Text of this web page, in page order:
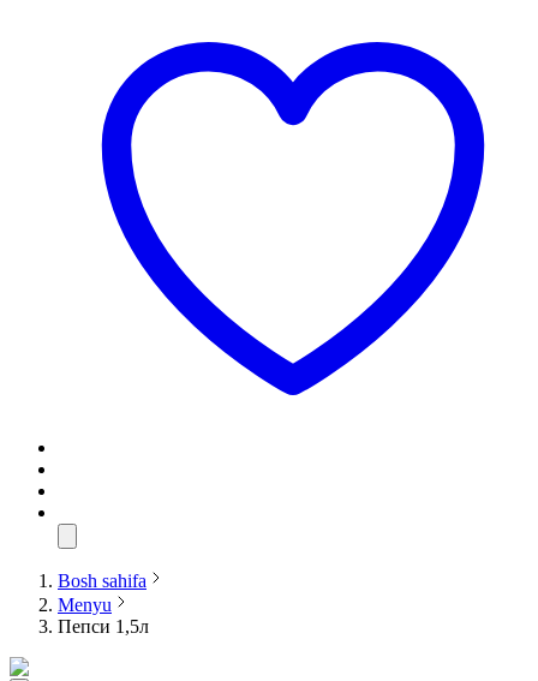
Bosh sahifa
Menyu
Пепси 1,5л